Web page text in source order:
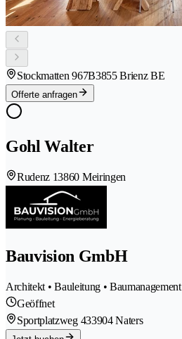
Stockmatten 967B3855 Brienz BE
Offerte anfragen
Gohl Walter
Rudenz 13860 Meiringen
Bauvision GmbH
Architekt • Bauleitung • Baumanagement
Geöffnet
Sportplatzweg 433904 Naters